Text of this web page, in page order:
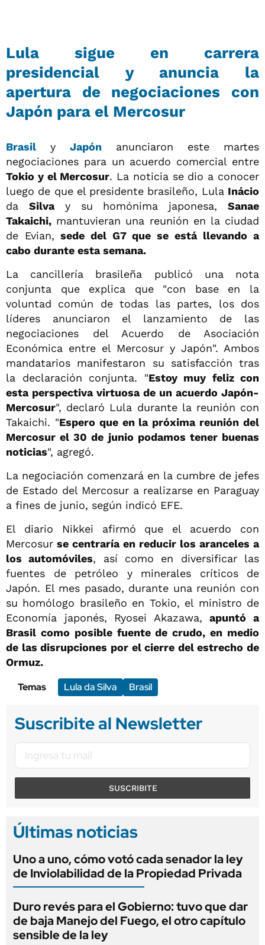
Lula sigue en carrera
presidencial y anuncia la
apertura de negociaciones con
Japón para el Mercosur
Brasil yJapón anunciaron este martes
negociaciones para un acuerdo comercial entre
Tokio y el Mercosur. La noticia se dio a conocer
luego de que el presidente brasileño, Lula Inácio
da Silvay su homónima japonesa,Sanae
Takaichi, mantuvieran una reunión en la ciudad
de Evian, sede del G7 que se está llevando a
cabo durante esta semana.
La cancillería brasileña publicó una nota
conjunta que explica que "con base en la
voluntad común de todas las partes, los dos
líderes anunciaron el lanzamiento de las
negociaciones del Acuerdo de Asociación
Económica entre el Mercosur y Japón". Ambos
mandatarios manifestaron su satisfacción tras
la declaración conjunta. "Estoy muy feliz con
esta perspectiva virtuosa de un acuerdo Japón-
Mercosur", declaró Lula durante la reunión con
Takaichi. "Espero que en la próxima reunión del
Mercosur el 30 de junio podamos tener buenas
noticias", agregó.
La negociación comenzará en la cumbre de jefes
de Estado del Mercosur a realizarse en Paraguay
a fines de junio, según indicó EFE.
El diario Nikkei afirmó que el acuerdo con
Mercosur se centraría en reducir los aranceles a
los automóviles, así como en diversificar las
fuentes de petróleo y minerales críticos de
Japón. El mes pasado, durante una reunión con
su homólogo brasileño en Tokio, el ministro de
Economía japonés, Ryosei Akazawa,apuntó a
Brasil como posible fuente de crudo, en medio
de las disrupciones por el cierre del estrecho de
Ormuz.
Temas
Lula da Silva Brasil
Suscribite al Newsletter
SUSCRIBITE
Últimas noticias
Uno a uno, cómo votó cada senador la ley
de Inviolabilidad de la Propiedad Privada
Duro revés para el Gobierno: tuvo que dar
de baja Manejo del Fuego, el otro capítulo
sensible de la ley